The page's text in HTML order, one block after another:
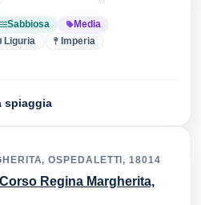
Sabbiosa
Media
Liguria
Imperia
spiaggia
OSPEDALETTI, 18014
Regina Margherita,